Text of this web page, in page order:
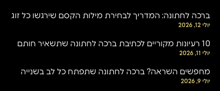
ברכה לחתונה: המדריך לבחירת מילות הקסם שירגשו כל זוג
יולי 12, 2026
10 רעיונות מקוריים לכתיבת ברכה לחתונה שתשאיר חותם
יולי 11, 2026
מחפשים השראה? ברכה לחתונה שתפתח כל לב בשנייה
יולי 9, 2026